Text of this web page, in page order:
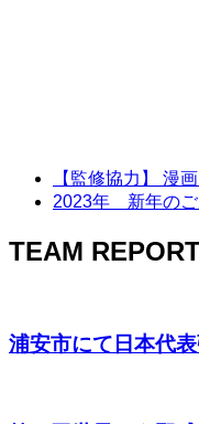
【監修協力】 漫
2023年 新年のご
TEAM
浦安市にて日本代